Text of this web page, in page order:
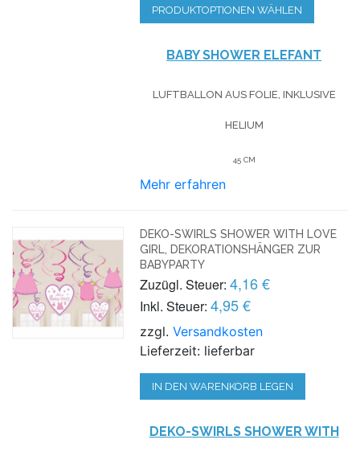
PRODUKTOPTIONEN WÄHLEN
BABY SHOWER ELEFANT
LUFTBALLON AUS FOLIE, INKLUSIVE
HELIUM
45 CM
Mehr erfahren
DEKO-SWIRLS SHOWER WITH LOVE
GIRL, DEKORATIONSHÄNGER ZUR
BABYPARTY
Zuzügl. Steuer: 4,16 €
Inkl. Steuer: 4,95 €
zzgl.Versandkosten
Lieferzeit: lieferbar
IN DEN WARENKORB LEGEN
DEKO-SWIRLS SHOWER WITH